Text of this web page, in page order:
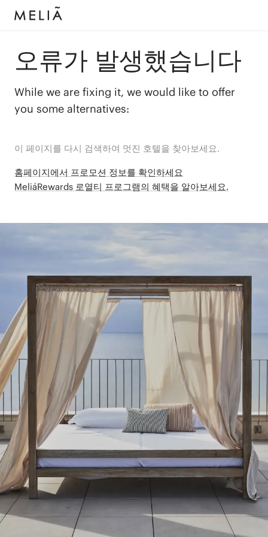
오류가 발생했습니다
While we are fixing it, we would like to offer
you some alternatives:
이 페이지를 다시 검색하여 멋진 호텔을 찾아보세요.
홈페이지에서 프로모션 정보를 확인하세요
MeliáRewards 로열티 프로그램의 혜택을 알아보세요.